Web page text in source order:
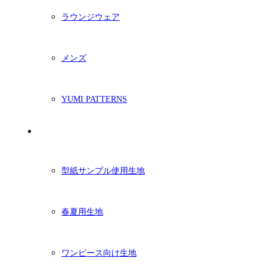
ラウンジウェア
メンズ
YUMI PATTERNS
型紙サンプル使用生地
春夏用生地
ワンピース向け生地